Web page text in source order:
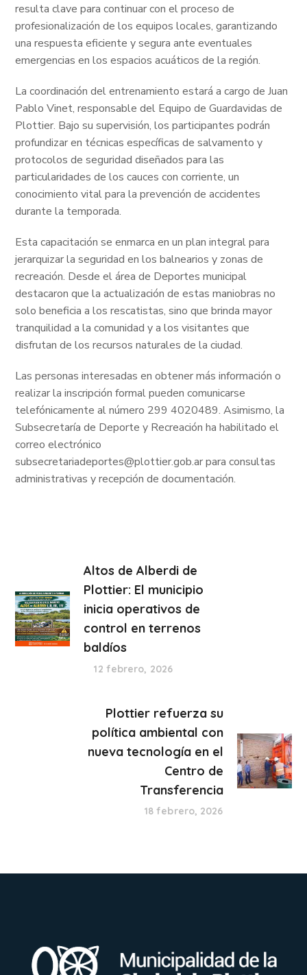
resulta clave para continuar con el proceso de
profesionalización de los equipos locales, garantizando
una respuesta eficiente y segura ante eventuales
emergencias en los espacios acuáticos de la región.
La coordinación del entrenamiento estará a cargo de Juan
Pablo Vinet, responsable del Equipo de Guardavidas de
Plottier. Bajo su supervisión, los participantes podrán
profundizar en técnicas específicas de salvamento y
protocolos de seguridad diseñados para las
particularidades de los cauces con corriente, un
conocimiento vital para la prevención de accidentes
durante la temporada.
Esta capacitación se enmarca en un plan integral para
jerarquizar la seguridad en los balnearios y zonas de
recreación. Desde el área de Deportes municipal
destacaron que la actualización de estas maniobras no
solo beneficia a los rescatistas, sino que brinda mayor
tranquilidad a la comunidad y a los visitantes que
disfrutan de los recursos naturales de la ciudad.
Las personas interesadas en obtener más información o
realizar la inscripción formal pueden comunicarse
telefónicamente al número 299 4020489. Asimismo, la
Subsecretaría de Deporte y Recreación ha habilitado el
correo electrónico
subsecretariadeportes@plottier.gob.ar para consultas
administrativas y recepción de documentación.
Altos de Alberdi de
Plottier: El municipio
inicia operativos de
control en terrenos
baldíos
12 febrero, 2026
Plottier refuerza su
política ambiental con
nueva tecnología en el
Centro de
Transferencia
18 febrero, 2026